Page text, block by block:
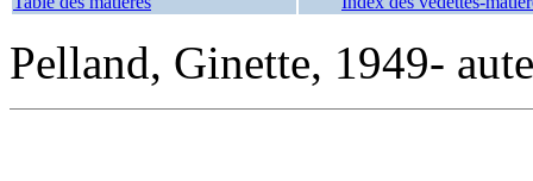
Pelland, Ginette, 1949-